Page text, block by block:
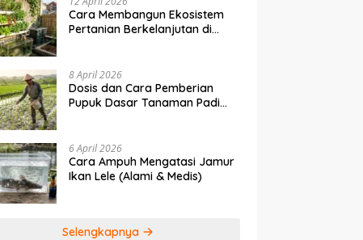
Cara Membangun Ekosistem
Pertanian Berkelanjutan di
8 April 2026
Dosis dan Cara Pemberian
Pupuk Dasar Tanaman Padi
6 April 2026
Cara Ampuh Mengatasi Jamur
Ikan Lele (Alami & Medis)
Selengkapnya